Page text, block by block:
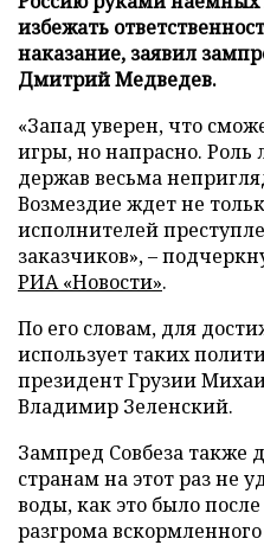
избежать
наказание, заявил
Дмитрий Медведев.
«Запад уверен, что
игры, но напрасно. Роль
держав весьма
Возмездие ждет не
исполнителей
заказчиков», –
РИА «Новости».
По его словам, для
использует таких
президент Грузии
Владимир Зеленский.
Зампред Совбеза также
странам на этот раз не
воды, как это было
разгрома